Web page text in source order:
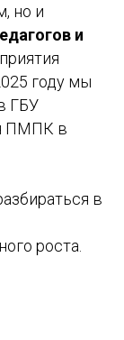
но и
и
году мы
ГБУ
ПМПК в
в
роста.